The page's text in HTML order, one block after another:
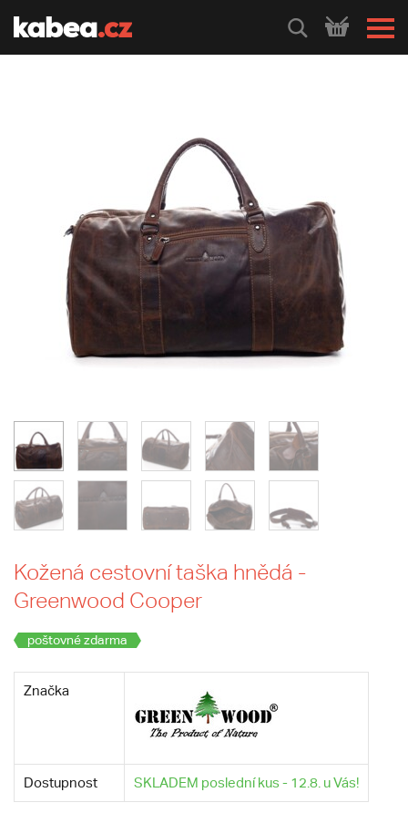
HLEDEJ
Kožená cestovní taška hnědá -
Greenwood Cooper
poštovné zdarma
Značka
Dostupnost SKLADEM poslední kus - 12.8. u Vás!